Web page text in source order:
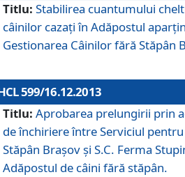
Titlu: Stabilirea cuantumului
câinilor cazaţi în Adăpostul
Gestionarea Câinilor fără Stăpân
599/16.12.2013
Titlu: Aprobarea prelungirii prin
de închiriere între Serviciul
Stăpân Braşov şi S.C. Ferma
Adăpostul de câini fără stăpân.